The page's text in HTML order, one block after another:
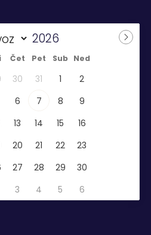
Čet Pet Sub Ned
30 31 1
2
6 7 8
9
13 14 15
16
20 21 22
23
27 28 29
30
3 4 5 6